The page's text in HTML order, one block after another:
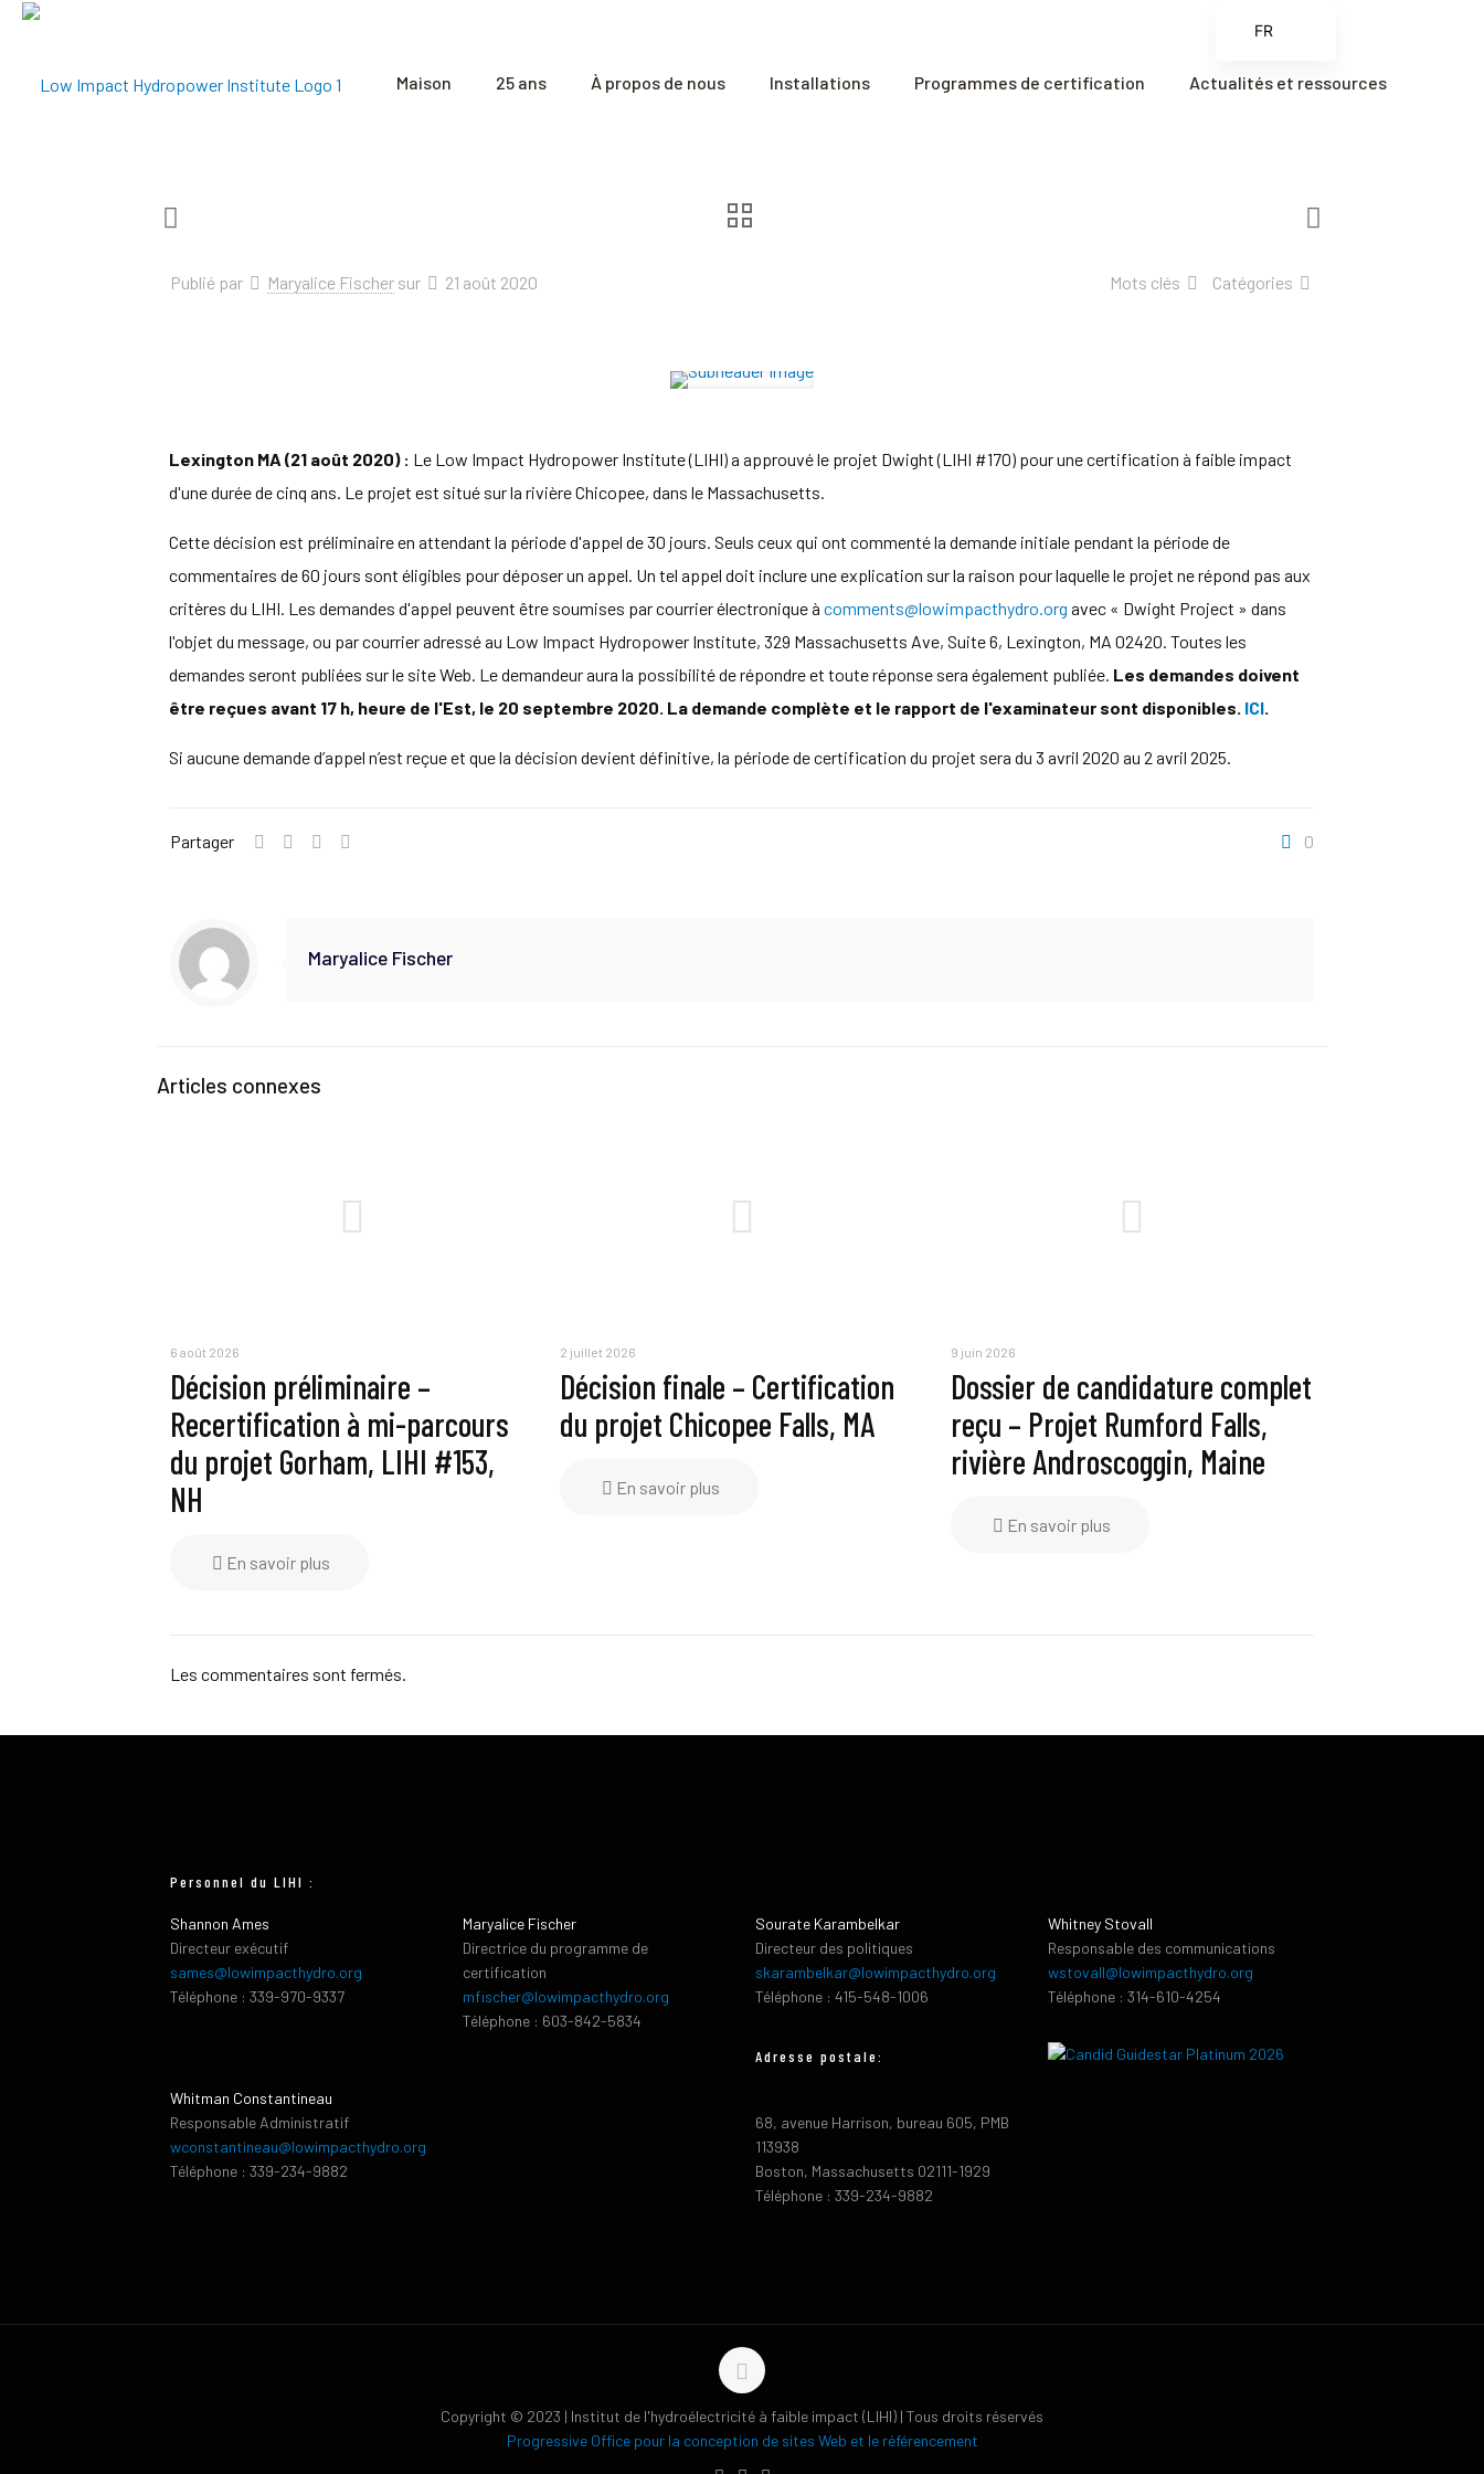
Maison 25 ans À propos de nous Installations Programmes de certification Actualités et ressources
Publié par Maryalice Fischer sur 21 août 2020 Catégories
Mots clés
Lexington MA (21 août 2020) : Le Low Impact Hydropower Institute (LIHI) a approuvé le projet Dwight (LIHI #170) pour une certification à faible impact
d'une durée de cinq ans. Le projet est situé sur la rivière Chicopee, dans le Massachusetts.
Cette décision est préliminaire en attendant la période d'appel de 30 jours. Seuls ceux qui ont commenté la demande initiale pendant la période de
commentaires de 60 jours sont éligibles pour déposer un appel. Un tel appel doit inclure une explication sur la raison pour laquelle le projet ne répond pas aux
critères du LIHI. Les demandes d'appel peuvent être soumises par courrier électronique à comments@lowimpacthydro.org avec « Dwight Project » dans
l'objet du message, ou par courrier adressé au Low Impact Hydropower Institute, 329 Massachusetts Ave, Suite 6, Lexington, MA 02420. Toutes les
demandes seront publiées sur le site Web. Le demandeur aura la possibilité de répondre et toute réponse sera également publiée. Les demandes doivent
être reçues avant 17 h, heure de l'Est, le 20 septembre 2020. La demande complète et le rapport de l'examinateur sont disponibles. ICI.
Si aucune demande d’appel n’est reçue et que la décision devient définitive, la période de certification du projet sera du 3 avril 2020 au 2 avril 2025.
Partager 0
Maryalice Fischer
Articles connexes
6 août 2026
Décision préliminaire –
Recertification à mi-parcours
du projet Gorham, LIHI #153,
NH
En savoir plus
2 juillet 2026
Décision finale – Certification
du projet Chicopee Falls, MA
En savoir plus
9 juin 2026
Dossier de candidature complet
reçu – Projet Rumford Falls,
rivière Androscoggin, Maine
En savoir plus
Les commentaires sont fermés.
Personnel du LIHI :
Shannon Ames
Directeur exécutif
sames@lowimpacthydro.org
Téléphone : 339-970-9337
Whitman Constantineau
Responsable Administratif
wconstantineau@lowimpacthydro.org
Téléphone : 339-234-9882
Maryalice Fischer
Directrice du programme de
certification
mfischer@lowimpacthydro.org
Téléphone : 603-842-5834
Sourate Karambelkar
Directeur des politiques
skarambelkar@lowimpacthydro.org
Téléphone : 415-548-1006
Adresse postale:
68, avenue Harrison, bureau 605, PMB
113938
Boston, Massachusetts 02111-1929
Téléphone : 339-234-9882
Whitney Stovall
Responsable des communications
wstovall@lowimpacthydro.org
Téléphone : 314-610-4254
Copyright © 2023 | Institut de l'hydroélectricité à faible impact (LIHI) | Tous droits réservés
Progressive Office pour la conception de sites Web et le référencement
FR